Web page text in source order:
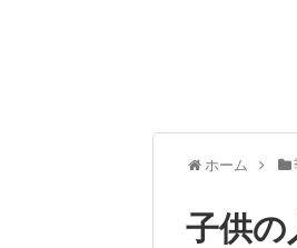
ホーム
子供の